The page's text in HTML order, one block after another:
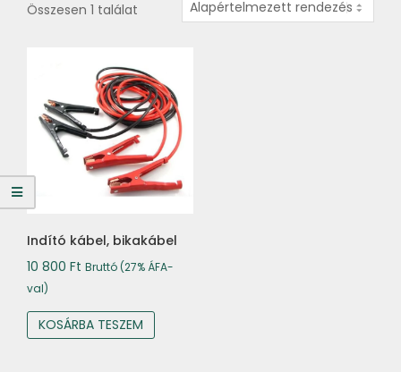
Összesen 1 találat
Indító kábel, bikakábel
10 800 Ft Bruttó (27% ÁFA-
val)
KOSÁRBA TESZEM